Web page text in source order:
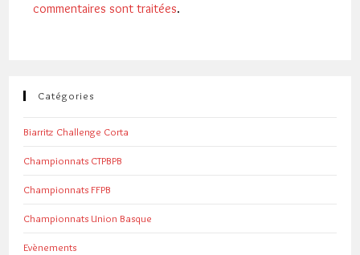
commentaires sont traitées.
Catégories
Biarritz Challenge Corta
Championnats CTPBPB
Championnats FFPB
Championnats Union Basque
Evènements